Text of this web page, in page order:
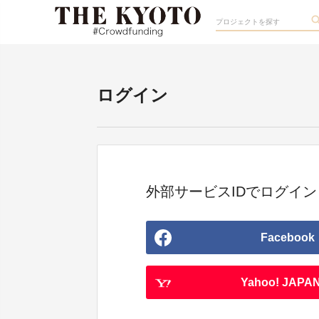
ログイン
外部サービスIDでログイン
Facebook
Yahoo!